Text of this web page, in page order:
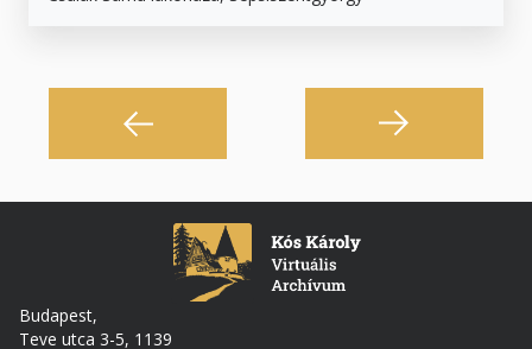
Budapest,
Teve utca 3-5, 1139